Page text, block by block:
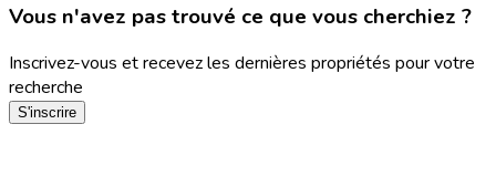
Vous n'avez pas trouvé ce que vous cherchiez ?
Inscrivez-vous et recevez les dernières propriétés pour votre
recherche
S'inscrire